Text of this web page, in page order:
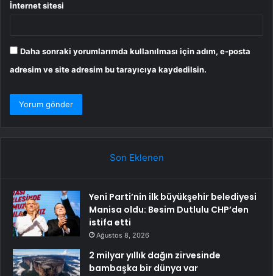
İnternet sitesi
Daha sonraki yorumlarımda kullanılması için adım, e-posta
adresim ve site adresim bu tarayıcıya kaydedilsin.
Son Eklenen
Yeni Parti’nin ilk büyükşehir belediyesi
Manisa oldu: Besim Dutlulu CHP’den
istifa etti
Ağustos 8, 2026
2 milyar yıllık dağın zirvesinde
bambaşka bir dünya var